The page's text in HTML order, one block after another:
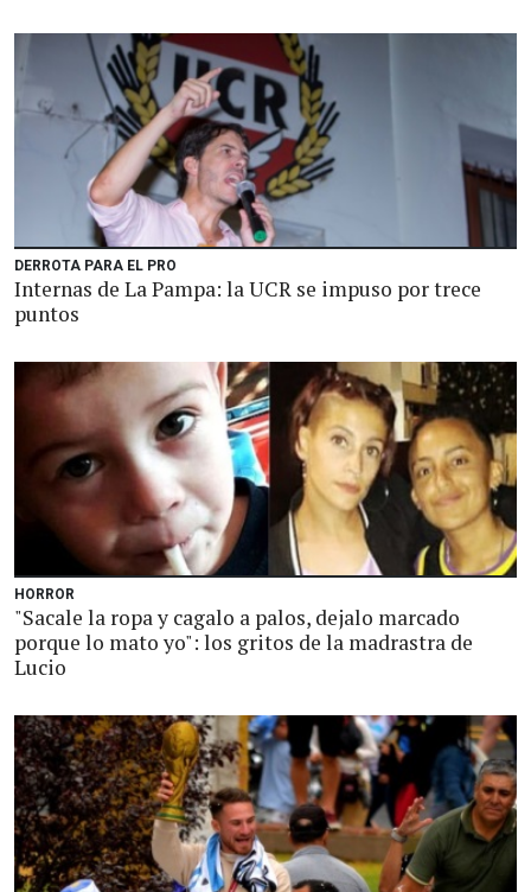
DERROTA PARA EL PRO
Internas de La Pampa: la UCR se impuso por trece
puntos
HORROR
"Sacale la ropa y cagalo a palos, dejalo marcado
porque lo mato yo": los gritos de la madrastra de
Lucio